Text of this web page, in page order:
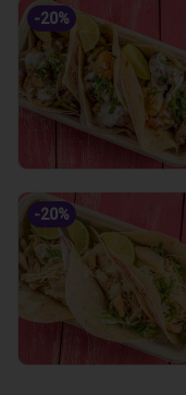
-20%
-20%